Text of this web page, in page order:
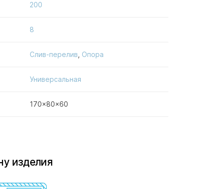
200
8
Слив-перелив Опора
Универсальная
170x80x60
изделия